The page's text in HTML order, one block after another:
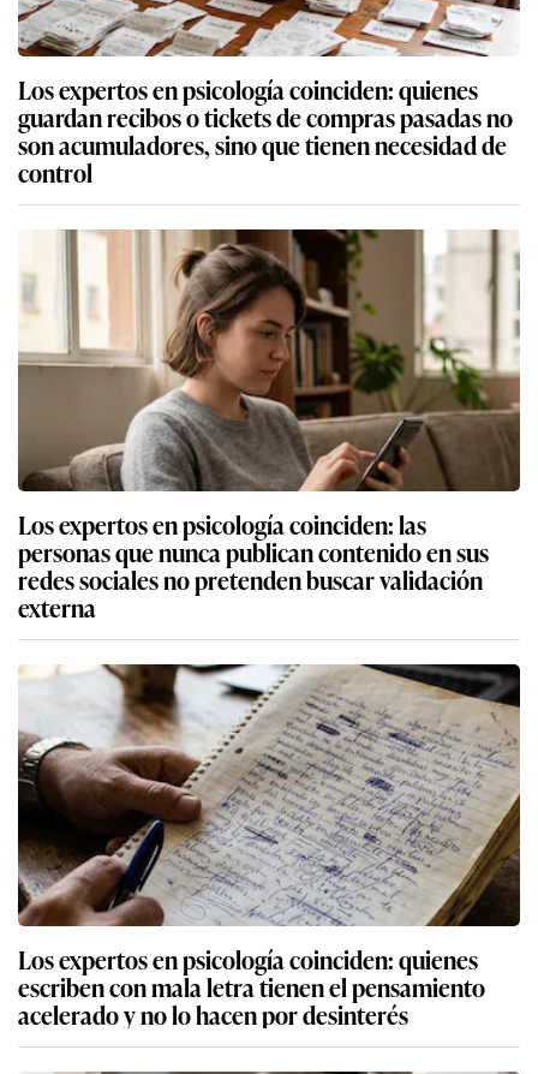
Los expertos en psicología coinciden: quienes
guardan recibos o tickets de compras pasadas no
son acumuladores, sino que tienen necesidad de
control
Los expertos en psicología coinciden: las
personas que nunca publican contenido en sus
redes sociales no pretenden buscar validación
externa
Los expertos en psicología coinciden: quienes
escriben con mala letra tienen el pensamiento
acelerado y no lo hacen por desinterés